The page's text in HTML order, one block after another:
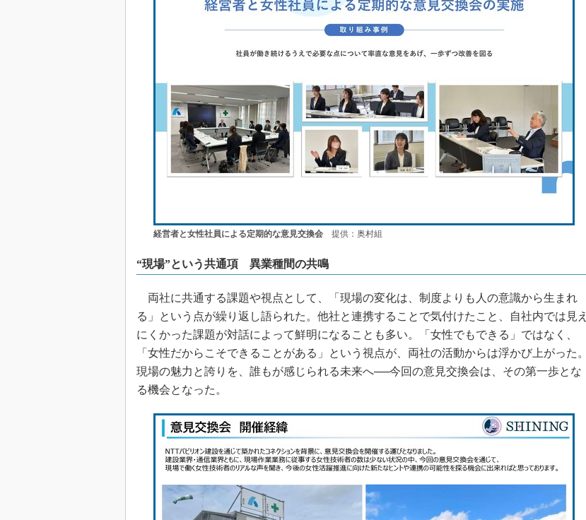
経営者と女性社員による定期的な意見交換会提供：奥村組
“現場”という共通項 異業種間の共鳴
両社に共通する課題や視点として、「現場の変化は、制度よりも人の意識から生まれ
る」という点が繰り返し語られた。他社と連携することで気付けたこと、自社内では見え
にくかった課題が対話によって鮮明になることも多い。「女性でもできる」ではなく、
「女性だからこそできることがある」という視点が、両社の活動からは浮かび上がった。
現場の魅力と誇りを、誰もが感じられる未来へ──今回の意見交換会は、その第一歩とな
る機会となった。